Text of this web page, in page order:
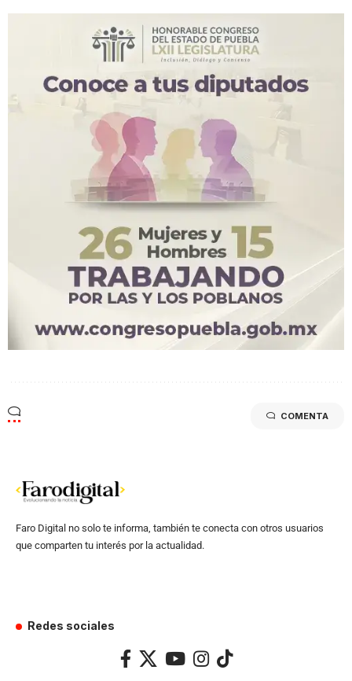
COMENTA
Faro Digital no solo te informa, también te conecta con otros usuarios
que comparten tu interés por la actualidad.
Redes sociales